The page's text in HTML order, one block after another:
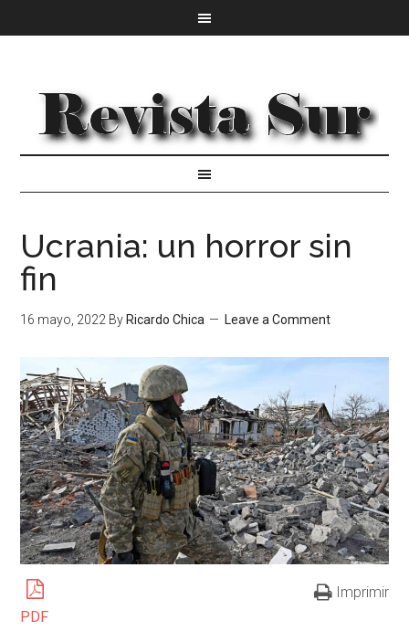
Ucrania: un horror sin
fin
16 mayo, 2022 By Ricardo Chica Leave a Comment
PDF
Imprimir